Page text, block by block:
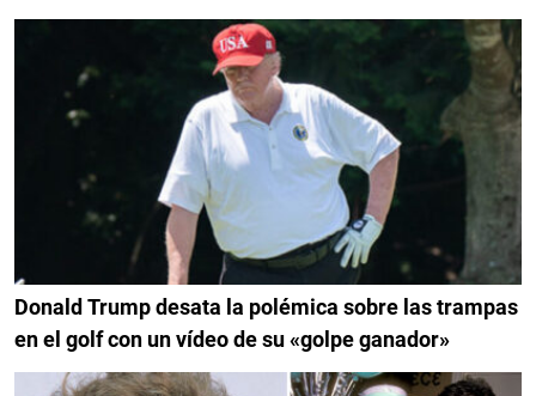
Donald Trump desata la polémica sobre las trampas
en el golf con un vídeo de su «golpe ganador»